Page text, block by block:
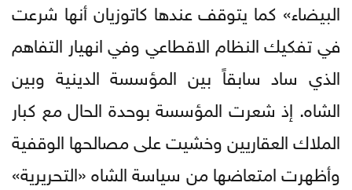
البيضاء» كما يتوقف عندها كاتوزيان أنها شرعت
في تفكيك النظام الاقطاعي وفي انهيار التفاهم
الذي ساد سابقاً بين المؤسسة الدينية وبين
الشاه. إذ شعرت المؤسسة بوحدة الحال مع كبار
الملاك العقاريين وخشيت على مصالحها الوقفية
وأظهرت امتعاضها من سياسة الشاه «التحريرية»